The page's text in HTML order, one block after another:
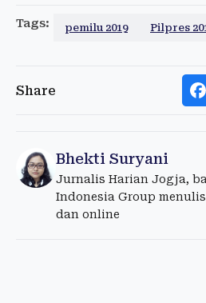
Tags: pemilu 2019 Pilpres
Share
Bhekti Suryani
Jurnalis Harian Jogja,
Indonesia Group
dan online